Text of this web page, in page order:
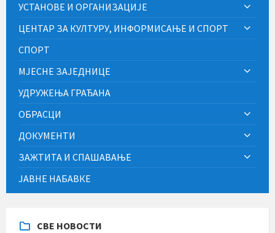
УСТАНОВЕ И ОРГАНИЗАЦИЈЕ
ЦЕНТАР ЗА КУЛТУРУ, ИНФОРМИСАЊЕ И СПОРТ
СПОРТ
МЈЕСНЕ ЗАЈЕДНИЦЕ
УДРУЖЕЊА ГРАЂАНА
ОБРАСЦИ
ДОКУМЕНТИ
ЗАЖТИТА И СПАШАВАЊЕ
ЈАВНЕ НАБАВКЕ
СВЕ НОВОСТИ